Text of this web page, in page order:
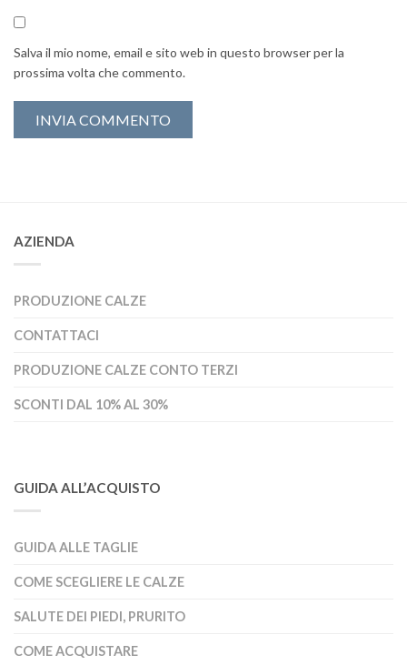
Salva il mio nome, email e sito web in questo browser per la
prossima volta che commento.
AZIENDA
PRODUZIONE CALZE
CONTATTACI
PRODUZIONE CALZE CONTO TERZI
SCONTI DAL 10% AL 30%
GUIDA ALL’ACQUISTO
GUIDA ALLE TAGLIE
COME SCEGLIERE LE CALZE
SALUTE DEI PIEDI, PRURITO
COME ACQUISTARE